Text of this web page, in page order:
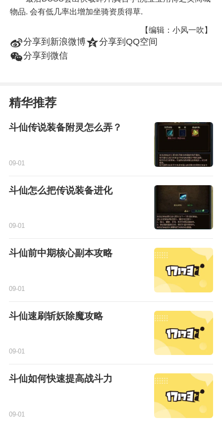
物品. 会有低几率出增加坐骑资质得草.
【编辑：小风一吹】
t分享到新浪微博z分享到QQ空间
w分享到微信
精华推荐
斗仙传说装备附灵怎么弄？
09-01
斗仙怎么把传说装备进化
09-01
斗仙前中期核心副本攻略
09-01
斗仙速刷斩妖除魔攻略
09-01
斗仙如何快速提高战斗力
09-01